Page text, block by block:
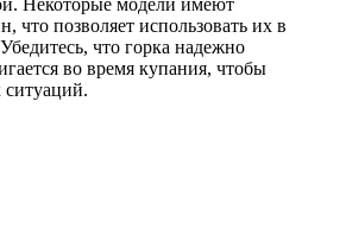
что позволяет использовать их в
что горка надежно
во время купания, чтобы
ситуаций.